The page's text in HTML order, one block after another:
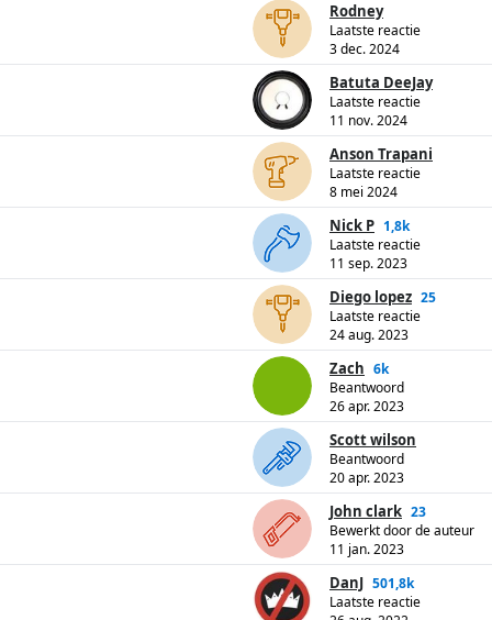
Rodney
Laatste reactie
3 dec. 2024
Batuta DeeJay
Laatste reactie
11 nov. 2024
Anson Trapani
Laatste reactie
8 mei 2024
Nick P 1,8k
Laatste reactie
11 sep. 2023
Diego lopez 25
Laatste reactie
24 aug. 2023
Zach 6k
Beantwoord
26 apr. 2023
Scott wilson
Beantwoord
20 apr. 2023
John clark 23
Bewerkt door de auteur
11 jan. 2023
DanJ 501,8k
Laatste reactie